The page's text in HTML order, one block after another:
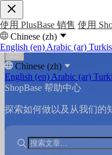
使用 PlusBase 销售 使用
Chinese (zh)
English (en) Arabic (ar)
Chinese (zh)
English (en) Arabic (ar)
ShopBase 帮助中心
探索如何做以及从我们的